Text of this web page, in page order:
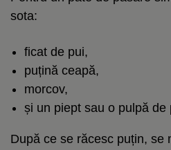
sota:
ficat de pui,
puțină ceapă,
morcov,
și un piept sau o pulpă de
După ce se răcesc puțin, se